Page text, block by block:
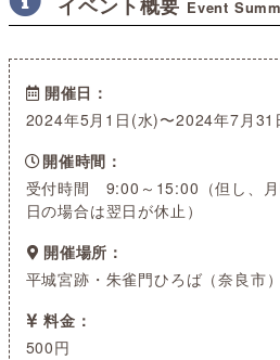
Event
開催日
2024年5月1日(水)〜2024年7月31
開催時間
受付時間 9:00～15:00（但し、月
日の場合は翌日が休止）
開催場所
平城宮跡・朱雀門ひろば（奈良市）
料金
500円